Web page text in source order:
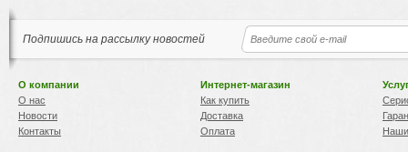
Подпишись на рассылку новостей
О компании
О нас
Новости
Контакты
Интернет-магазин
Как купить
Доставка
Оплата